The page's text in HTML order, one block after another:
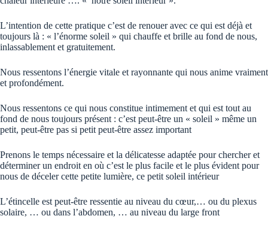
L’intention de cette pratique c’est de renouer avec ce qui est déjà et
toujours là : « l’énorme soleil » qui chauffe et brille au fond de nous,
inlassablement et gratuitement.
Nous ressentons l’énergie vitale et rayonnante qui nous anime vraiment
et profondément.
Nous ressentons ce qui nous constitue intimement et qui est tout au
fond de nous toujours présent : c’est peut-être un « soleil » même un
petit, peut-être pas si petit peut-être assez important
Prenons le temps nécessaire et la délicatesse adaptée pour chercher et
déterminer un endroit en où c’est le plus facile et le plus évident pour
nous de déceler cette petite lumière, ce petit soleil intérieur
L’étincelle est peut-être ressentie au niveau du cœur,… ou du plexus
solaire, … ou dans l’abdomen, … au niveau du large front